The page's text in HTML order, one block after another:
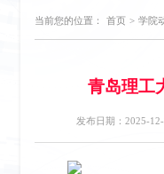
当前您的位置： 首页 > 学院
青岛理工
发布日期：2025-12-